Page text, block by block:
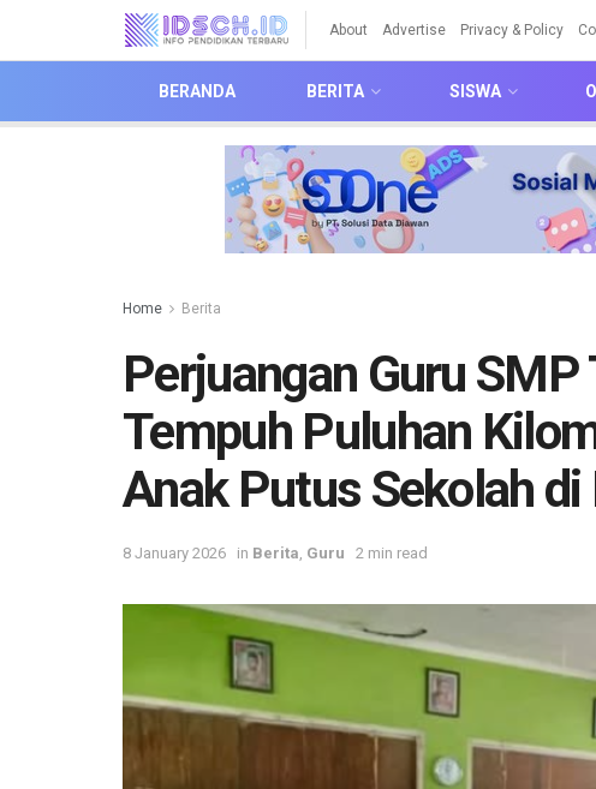
About Advertise Privacy & Policy
BERANDA BERITA SISWA
Home Berita
Perjuangan Guru SMP
Tempuh Puluhan
Anak Putus Sekolah
8 January 2026 in Berita Guru 2 min read